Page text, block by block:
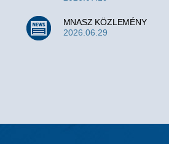
MNASZ KÖZLEMÉNY
2026.06.29